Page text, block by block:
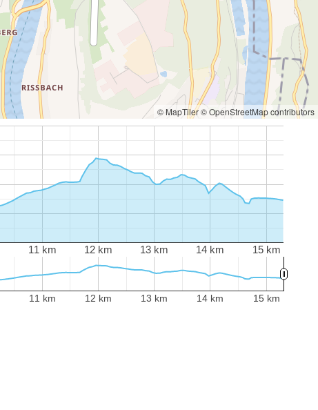
© MapTiler© OpenStreetMap contributors
11 km 12 km 13 km 14 km 15 km
11 km 12 km 13 km 14 km 15 km